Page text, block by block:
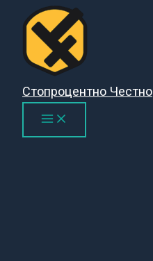
Перейти
содержимому
Стопроцентно Честно